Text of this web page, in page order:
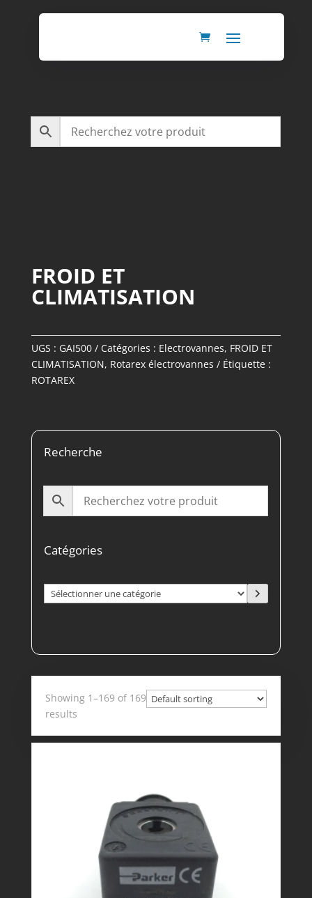
FROID ET
CLIMATISATION
UGS : GAI500 Catégories : Electrovannes, FROID ET
CLIMATISATION, Rotarex électrovannes
Étiquette :
ROTAREX
Recherche
Catégories
Sélectionner
une
Showing 1–169 of 169
results